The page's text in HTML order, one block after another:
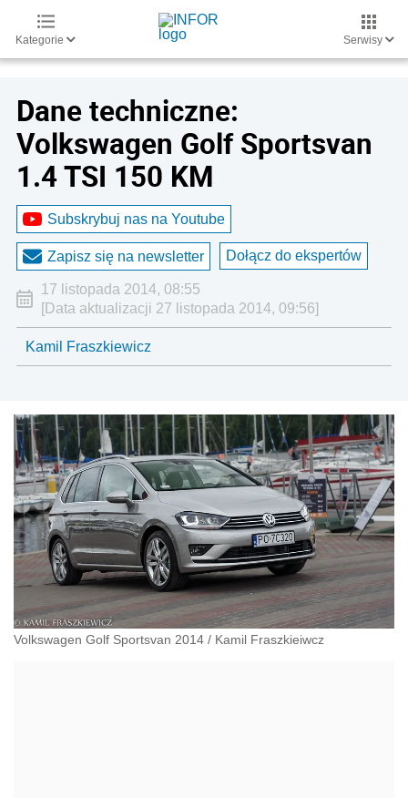
Kategorie Serwisy
Dane techniczne:
Volkswagen Golf Sportsvan
1.4 TSI 150 KM
Subskrybuj nas na Youtube
Zapisz się na newsletter Dołącz do ekspertów
17 listopada 2014, 08:55
[Data aktualizacji 27 listopada 2014, 09:56]
Kamil Fraszkiewicz
Volkswagen Golf Sportsvan 2014 / Kamil Fraszkieiwcz